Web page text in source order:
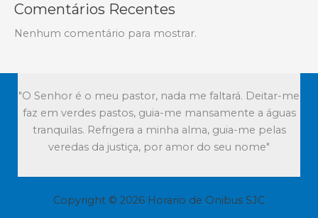
Comentários Recentes
Nenhum comentário para mostrar.
"O Senhor é o meu pastor, nada me faltará. Deitar-me
faz em verdes pastos, guia-me mansamente a águas
tranquilas. Refrigera a minha alma, guia-me pelas
veredas da justiça, por amor do seu nome"
Copyright © 2026 Horario de Onibus SJC